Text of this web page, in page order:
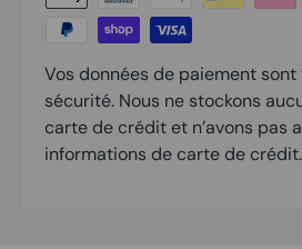
Vos données de paiement
sécurité. Nous ne stockons
carte de crédit et n’avons pas
informations de carte de crédit.